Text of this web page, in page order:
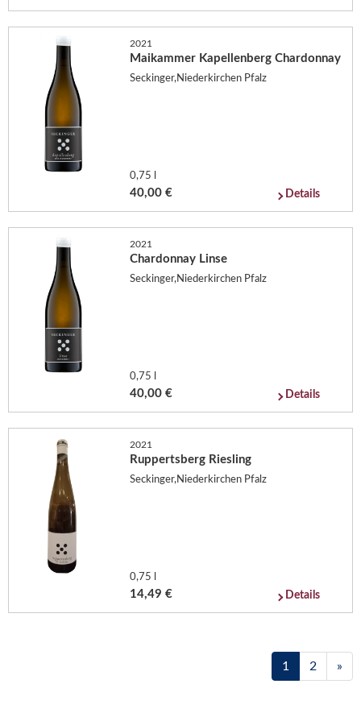
2021
Maikammer Kapellenberg Chardonnay
Seckinger,Niederkirchen Pfalz
0,75 l
40,00 € Details
2021
Chardonnay Linse
Seckinger,Niederkirchen Pfalz
0,75 l
40,00 € Details
2021
Ruppertsberg Riesling
Seckinger,Niederkirchen Pfalz
0,75 l
14,49 € Details
1 2 »